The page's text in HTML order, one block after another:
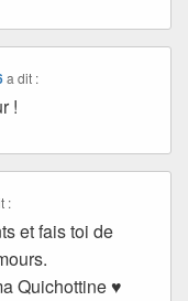
a dit :
!
:
et fais toi de
Quichottine ♥